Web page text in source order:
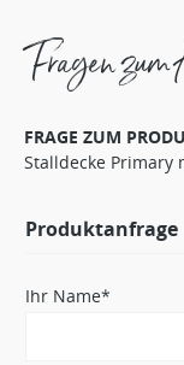
Fragen
FRAGE ZUM
Stalldecke Primary
Produktanfrage
Ihr Name*